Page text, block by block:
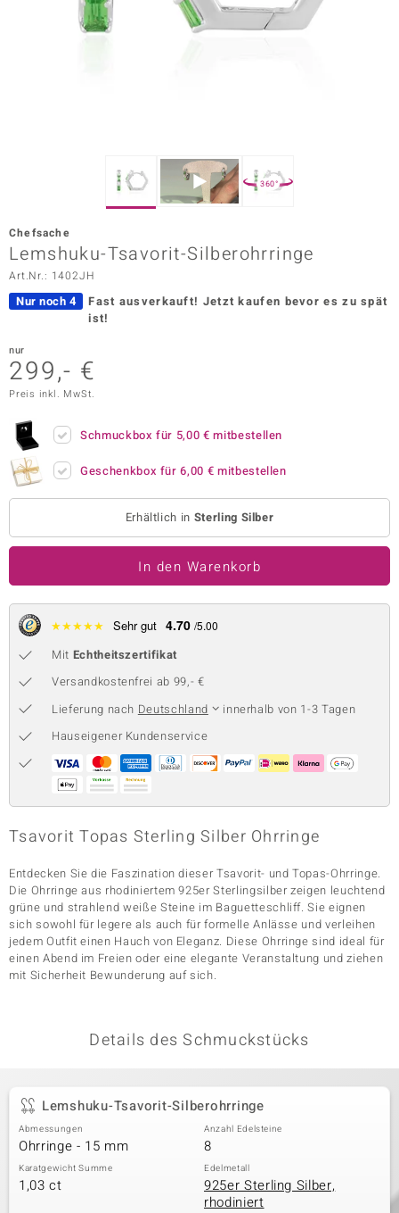
Vogue
Collection
Collection
360°
Chefsache
Lemshuku-Tsavorit-Silberohrringe
Art.Nr.: 1402JH
Nur noch 4 Fast ausverkauft! Jetzt kaufen bevor es zu spät
ist!
nur
299,- €
Preis inkl. MwSt.
Schmuckbox für 5,00 € mitbestellen
Geschenkbox für6,00 € mitbestellen
Erhältlich in Sterling Silber
In den Warenkorb
★★★★★ Sehr gut 4.70 /5.00
Mit Echtheitszertifikat
Versandkostenfrei ab 99,- €
Lieferung nach Deutschland
innerhalb von 1-3 Tagen
Hauseigener Kundenservice
Tsavorit Topas Sterling Silber Ohrringe
Entdecken Sie die Faszination dieser Tsavorit- und Topas-Ohrringe.
Die Ohrringe aus rhodiniertem 925er Sterlingsilber zeigen leuchtend
grüne und strahlend weiße Steine im Baguetteschliff. Sie eignen
sich sowohl für legere als auch für formelle Anlässe und verleihen
jedem Outfit einen Hauch von Eleganz. Diese Ohrringe sind ideal für
einen Abend im Freien oder eine elegante Veranstaltung und ziehen
mit Sicherheit Bewunderung auf sich.
Details des Schmuckstücks
Lemshuku-Tsavorit-Silberohrringe
Abmessungen
Ohrringe - 15 mm
Anzahl Edelsteine
8
Karatgewicht Summe
1,03 ct
Edelmetall
925er Sterling Silber,
rhodiniert